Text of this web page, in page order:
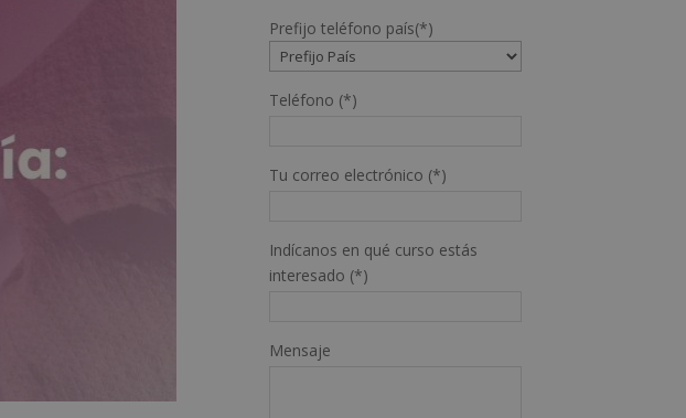
Prefijo teléfono país(*)
Teléfono (*)
Tu correo electrónico (*)
Indícanos en qué curso estás
interesado (*)
Mensaje